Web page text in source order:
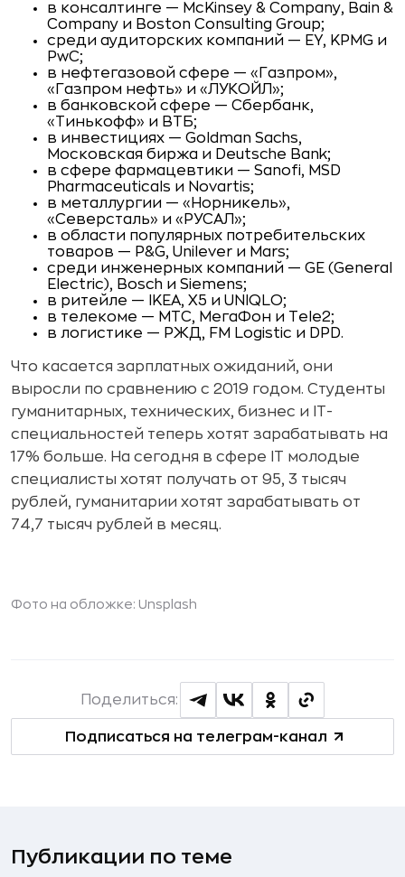
в консалтинге — McKinsey & Company, Bain &
Company и Boston Consulting Group;
среди аудиторских компаний — EY, KPMG и
PwC;
в нефтегазовой сфере — «Газпром»,
«Газпром нефть» и «ЛУКОЙЛ»;
в банковской сфере — Сбербанк,
«Тинькофф» и ВТБ;
в инвестициях — Goldman Sachs,
Московская биржа и Deutsche Bank;
в сфере фармацевтики — Sanofi, MSD
Pharmaceuticals и Novartis;
в металлургии — «Норникель»,
«Северсталь» и «РУСАЛ»;
в области популярных потребительских
товаров — P&G, Unilever и Mars;
среди инженерных компаний — GE (General
Electric), Bosch и Siemens;
в ритейле — IKEA, X5 и UNIQLO;
в телекоме — МТС, МегаФон и Tele2;
в логистике — РЖД, FM Logistic и DPD.
Что касается зарплатных ожиданий, они
выросли по сравнению с 2019 годом. Студенты
гуманитарных, технических, бизнес и IT-
специальностей теперь хотят зарабатывать на
17% больше. На сегодня в сфере IT молодые
специалисты хотят получать от 95, 3 тысяч
рублей, гуманитарии хотят зарабатывать от
74,7 тысяч рублей в месяц.
Фото на обложке: Unsplash
Подписаться на телеграм-канал
Поделиться:
Публикации по теме